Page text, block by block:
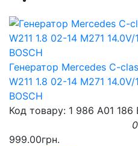
Генератор Mercedes C-
W211 1.8 02-14 M271
BOSCH
Код товару: 1 986 A01 186
0
999.00грн.